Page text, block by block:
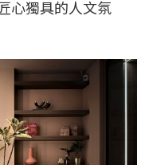
心獨具的人文氛